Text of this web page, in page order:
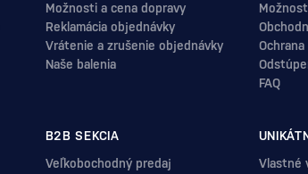
Možnosti a cena dopravy
Reklamácia objednávky
Vrátenie a zrušenie objednávky
Naše balenia
FAQ
B2B SEKCIA
Veľkobochodný predaj
Vlastné